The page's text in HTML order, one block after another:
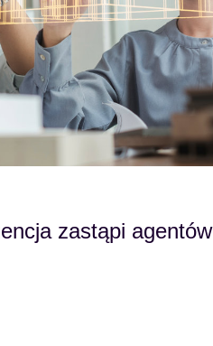
zastąpi agentów